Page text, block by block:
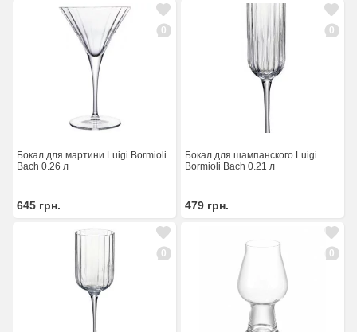
0
Бокал для мартини Luigi Bormioli
Bach 0.26 л
645 грн.
0
Бокал для шампанского Luigi
Bormioli Bach 0.21 л
479 грн.
0 0